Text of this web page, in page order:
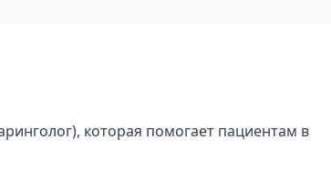
которая помогает пациентам в